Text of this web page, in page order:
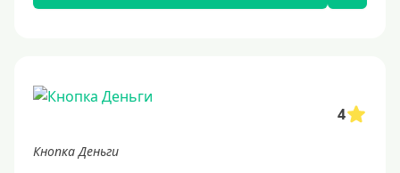
4
Кнопка Деньги